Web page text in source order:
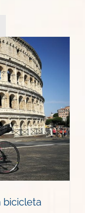
bicicleta